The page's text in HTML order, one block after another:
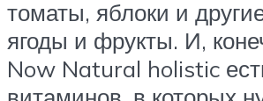
томаты, яблоки и
ягоды и фрукты. И,
Now Natural holistic